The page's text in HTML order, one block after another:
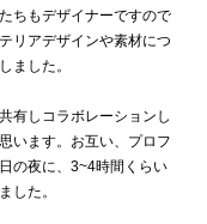
ちもデザイナーですので
リアデザインや素材につ
ました。
有しコラボレーションし
います。お互い、プロフ
の夜に、3~4時間くらい
した。